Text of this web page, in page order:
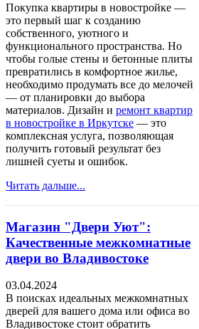
Покупка квартиры в новостройке —
это первый шаг к созданию
собственного, уютного и
функционального пространства. Но
чтобы голые стены и бетонные плиты
превратились в комфортное жилье,
необходимо продумать все до мелочей
— от планировки до выбора
материалов. Дизайн и ремонт квартир
в новостройке в Иркутске — это
комплексная услуга, позволяющая
получить готовый результат без
лишней суеты и ошибок.
Читать дальше...
Магазин "Двери Уют":
Качественные межкомнатные
двери во Владивостоке
03.04.2024
В поисках идеальных межкомнатных
дверей для вашего дома или офиса во
Владивостоке стоит обратить